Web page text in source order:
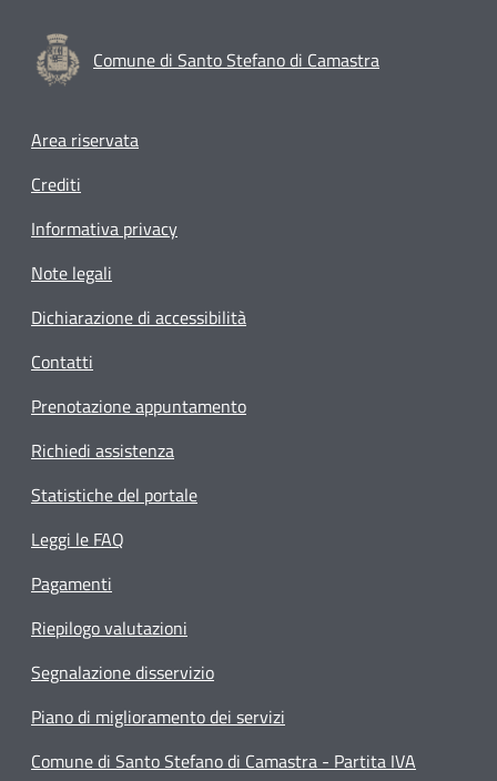
Comune di Santo Stefano di Camastra
Footer menu
Area riservata
Crediti
Informativa privacy
Note legali
Dichiarazione di accessibilità
Contatti
Prenotazione appuntamento
Richiedi assistenza
Statistiche del portale
Leggi le FAQ
Pagamenti
Riepilogo valutazioni
Segnalazione disservizio
Piano di miglioramento dei servizi
Comune di Santo Stefano di Camastra - Partita IVA